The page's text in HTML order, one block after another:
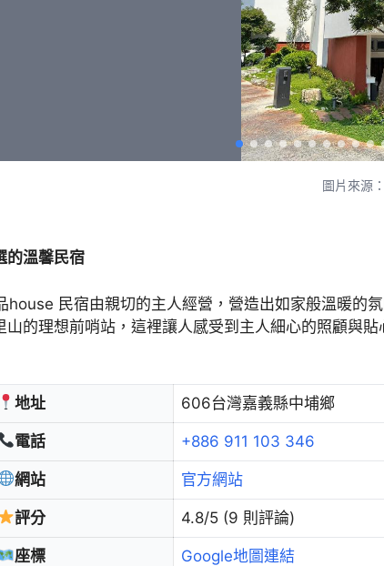
圖片來源
的溫馨民宿
house 民宿由親切的主人經營，營造出如家般溫暖的
山的理想前哨站，這裡讓人感受到主人細心的照顧與貼
地址 606台灣嘉義縣中埔鄉
電話 +886 911 103 346
網站 官方網站
評分 4.8/5 (9 則評論)
座標 Google地圖連結